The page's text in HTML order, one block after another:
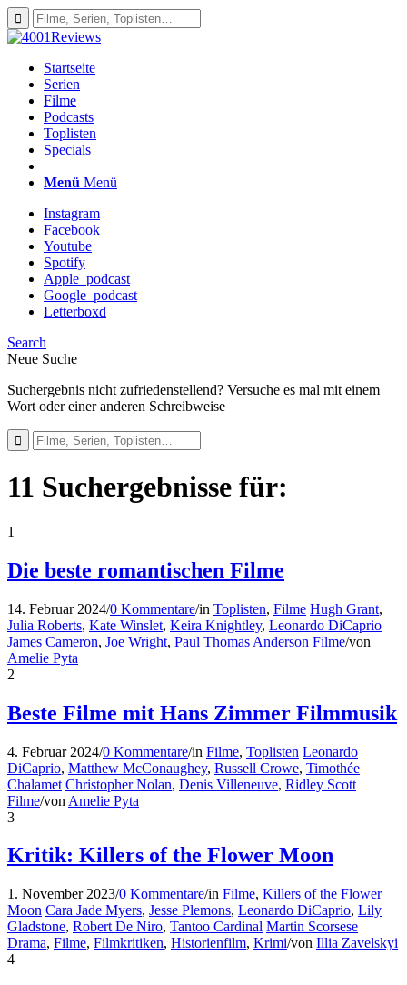
Startseite
Serien
Filme
Podcasts
Toplisten
Specials
Menü Menü
Instagram
Facebook
Youtube
Spotify
Apple_podcast
Google_podcast
Letterboxd
Search
Neue Suche
Suchergebnis nicht zufriedenstellend? Versuche es mal mit einem
Wort oder einer anderen Schreibweise
11 Suchergebnisse für:
1
Die beste romantischen Filme
14. Februar 2024/0 Kommentare/in Toplisten, Filme Hugh Grant,
Julia Roberts, Kate Winslet, Keira Knightley, Leonardo DiCaprio
James Cameron, Joe Wright, Paul Thomas Anderson Filme/von
Amelie Pyta
2
Beste Filme mit Hans Zimmer Filmmusik
4. Februar 2024/0 Kommentare/in Filme, Toplisten Leonardo
DiCaprio, Matthew McConaughey, Russell Crowe, Timothée
Chalamet Christopher Nolan, Denis Villeneuve, Ridley Scott
Filme/von Amelie Pyta
3
Kritik: Killers of the Flower Moon
1. November 2023/0 Kommentare/in Filme, Killers of the Flower
Moon Cara Jade Myers, Jesse Plemons, Leonardo DiCaprio, Lily
Gladstone, Robert De Niro, Tantoo Cardinal Martin Scorsese
Drama, Filme, Filmkritiken, Historienfilm, Krimi/von Illia Zavelskyi
4